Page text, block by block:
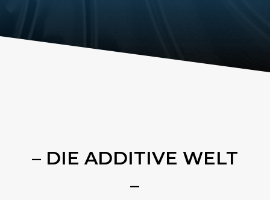
– DIE ADDITIVE WELT
–